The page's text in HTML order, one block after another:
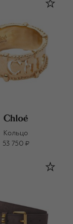
Кольцо
53 750 ₽